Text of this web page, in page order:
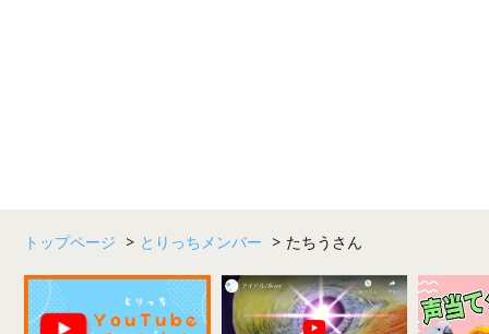
トップページ > とりっちメンバー > たちうさん